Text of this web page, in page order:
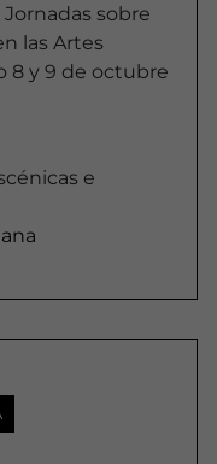
sobre
las Artes
8 y 9 de octubre
e